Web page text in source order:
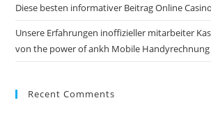
Diese besten informativer Beitrag Online
Unsere Erfahrungen inoffizieller mitarbeiter
von the power of ankh Mobile Handyrechnung
Recent Comments